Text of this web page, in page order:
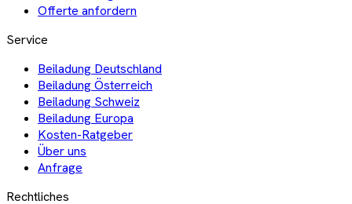
Offerte anfordern
Service
Beiladung Deutschland
Beiladung Österreich
Beiladung Schweiz
Beiladung Europa
Kosten-Ratgeber
Über uns
Anfrage
Rechtliches